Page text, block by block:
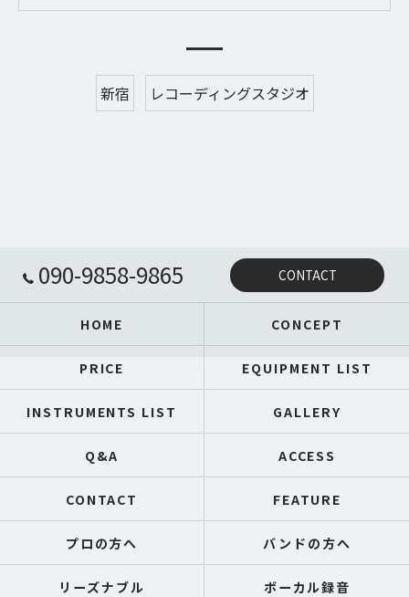
新宿 レコーディングスタジオ
090-9858-9865 CONTACT
HOME CONCEPT
PRICE EQUIPMENT LIST
INSTRUMENTS LIST GALLERY
Q&A ACCESS
CONTACT FEATURE
プロの方へ バンドの方へ
リーズナブル ボーカル録音